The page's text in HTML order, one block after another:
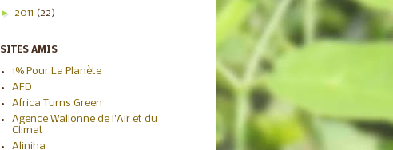
► 2011 (22)
SITES AMIS
1% Pour La Planète
AFD
Africa Turns Green
Agence Wallonne de l'Air et du
Climat
Aliniha